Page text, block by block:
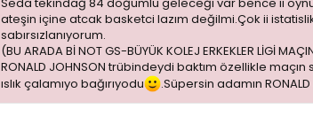
ateşin içine atcak basketci lazım değilmi.Çok ii
sabırsızlanıyorum.
(BU ARADA Bİ NOT GS-BÜYÜK KOLEJ ERKEKLER LİGİ
RONALD JOHNSON trübindeydi baktım özellikle maçın
ıslık çalamıyo bağırıyodu
.Süpersin adamın RONALD